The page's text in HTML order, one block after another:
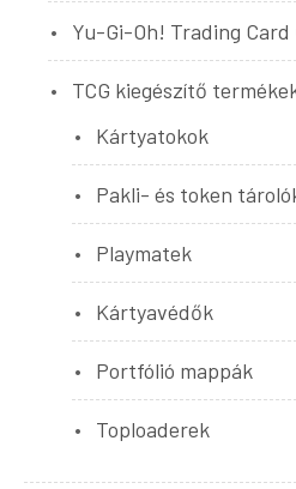
Yu-Gi-Oh! Trading Card
TCG kiegészítő
Kártyatokok
Pakli- és token
Playmatek
Kártyavédők
Portfólió mappák
Toploaderek